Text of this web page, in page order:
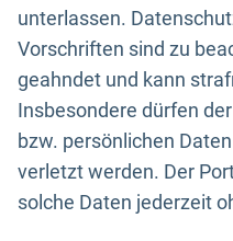
unterlassen.
Vorschriften sind zu
geahndet und kann
Insbesondere dürfen
bzw. persönlichen
verletzt werden. Der
solche Daten jederzeit